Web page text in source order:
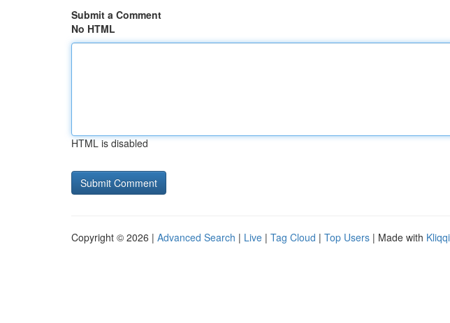
Submit a Comment
No HTML
HTML is disabled
Copyright © 2026 | Advanced Search | Live | Tag Cloud | Top Users | Made with